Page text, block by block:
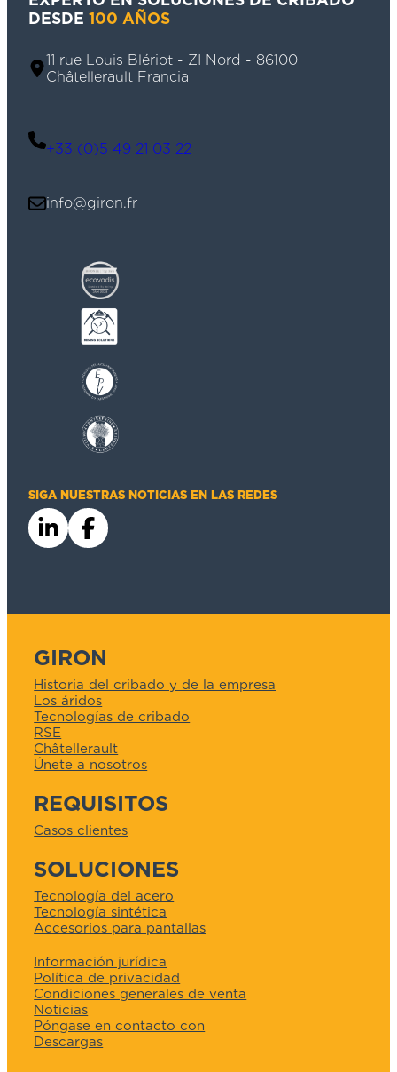
DESDE 100 AÑOS
11 rue Louis Blériot - ZI Nord - 86100
Châtellerault Francia
+33 (0)5 49 21 03 22
info@giron.fr
SIGA NUESTRAS NOTICIAS EN LAS REDES
GIRON
Historia del cribado y de la empresa
Los áridos
Tecnologías de cribado
RSE
Châtellerault
Únete a nosotros
REQUISITOS
Casos clientes
SOLUCIONES
Tecnología del acero
Tecnología sintética
Accesorios para pantallas
Información jurídica
Política de privacidad
Condiciones generales de venta
Noticias
Póngase en contacto con
Descargas